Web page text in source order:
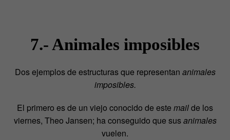
7.- Animales imposibles
Dos ejemplos de estructuras que representan animales
imposibles.
El primero es de un viejo conocido de este mailde los
viernes, Theo Jansen; ha conseguido que susanimales
vuelen.